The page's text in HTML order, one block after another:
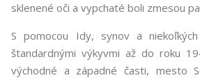
sklenené oči a vypchaté boli zmesou
S pomocou Idy, synov a
štandardnými výkyvmi až do roku
východné a západné časti, mesto